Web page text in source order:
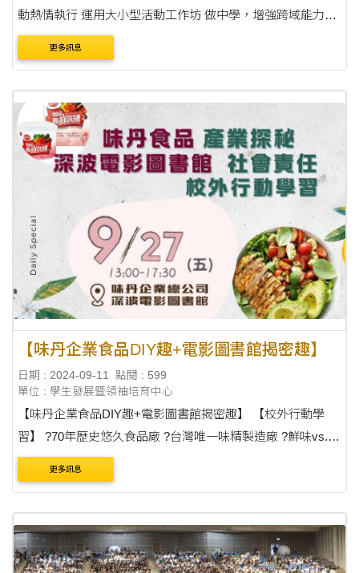
動熱情執行 運用大小型活動工作坊 做中學，增強跨域能力
upup! 更多了解與報名： https://reurl.cc/zDKqVQ 第1屆團長
中文系 黃子烜&nb....
更多訊息
【味丹企業食品DIY趣+電影圖書館揭密趣】
日期 : 2024-09-11
點閱 : 599
單位 : 學生發展暨領袖培育中心
【味丹企業食品DIY趣+電影圖書館揭密趣】 【校外行動學
習】 ?70年歷史悠久食品廠 ?台灣唯一味精製造廠 ?鮮味vs.鹹
味diy樂 ?什有電影圖書館耶 ?勵學學習點數GO
https://event.ithu.tw/2024090093
更多訊息